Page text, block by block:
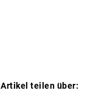
Artikel teilen über: